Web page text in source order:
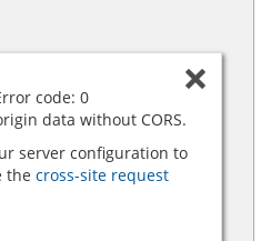
code: 0
data without CORS.
server configuration to
the cross-site request